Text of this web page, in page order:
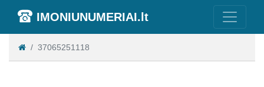
IMONIUNUMERIAI.lt
37065251118